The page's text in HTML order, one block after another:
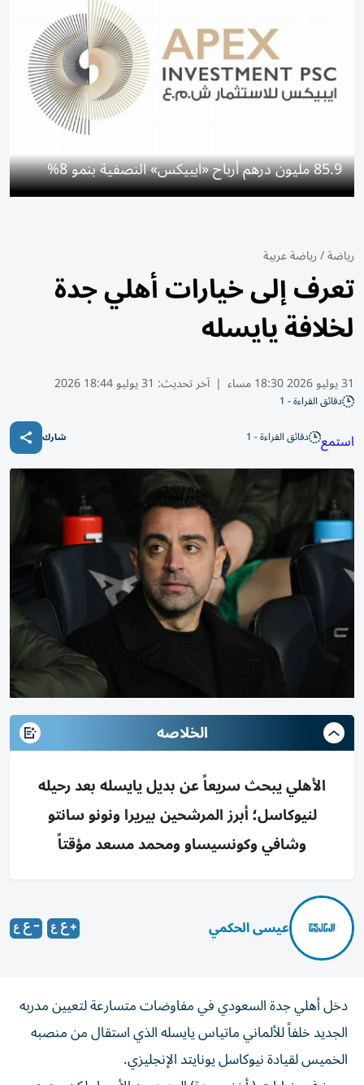
85.9 مليون درهم أرباح «ايبيكس» النصفية بنمو 8%
رياضة/رياضة عربية
تعرف إلى خيارات أهلي جدة
لخلافة يايسله
31 يوليو 2026 18:30 مساء | آخر تحديث: 31 يوليو 18:44 2026
دقائق القراءة - 1
استمع دقائق القراءة - 1 شارك
الخلاصه
الأهلي يبحث سريعاً عن بديل يايسله بعد رحيله
لنيوكاسل؛ أبرز المرشحين بيريرا ونونو سانتو
وشافي وكونسيساو ومحمد مسعد مؤقتاً
عيسى الحكمي
دخل أهلي جدة السعودي في مفاوضات متسارعة لتعيين مدربه
الجديد خلفاً للألماني ماتياس يايسله الذي استقال من منصبه
الخميس لقيادة نيوكاسل يونايتد الإنجليزي.